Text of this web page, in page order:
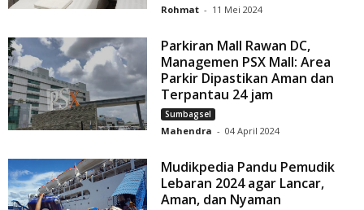
Rohmat - 11 Mei 2024
Parkiran Mall Rawan DC,
Managemen PSX Mall: Area
Parkir Dipastikan Aman dan
Terpantau 24 jam
Sumbagsel
Mahendra - 04 April 2024
Mudikpedia Pandu Pemudik
Lebaran 2024 agar Lancar,
Aman, dan Nyaman